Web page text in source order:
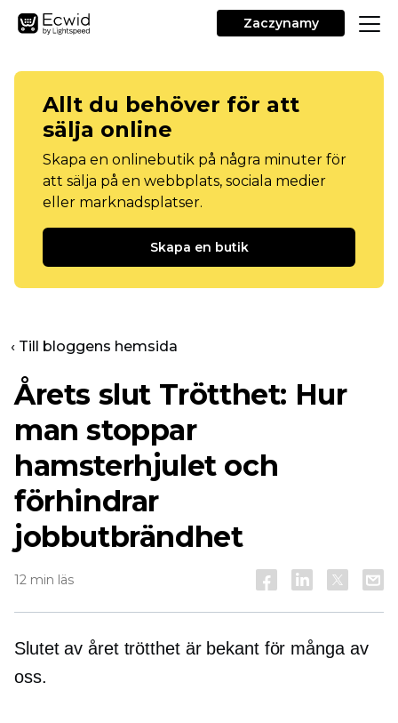
Zaczynamy
Allt du behöver för att
sälja online
Skapa en onlinebutik på några minuter för
att sälja på en webbplats, sociala medier
eller marknadsplatser.
Skapa en butik
‹ Till bloggens hemsida
Årets slut Trötthet: Hur
man stoppar
hamsterhjulet och
förhindrar
jobbutbrändhet
12 min läs
Slutet av årettrötthet är bekant för många av
oss.